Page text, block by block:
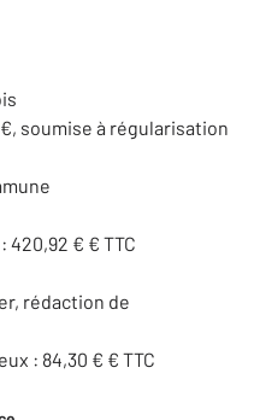
soumise à régularisation
€ € TTC
rédaction de
: 84,30 € € TTC